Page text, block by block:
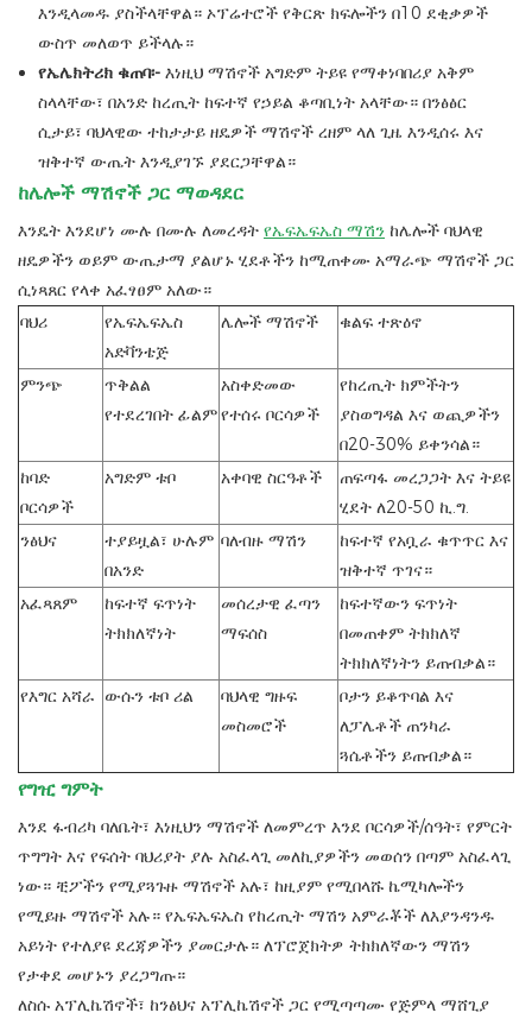
እንዲላመዱ ያስችላቸዋል። ኦፕሬተሮች የቅርጽ ክፍሎችን በ10 ደቂቃዎች
ውስጥ መለወጥ ይችላሉ።
የኤሌክትሪክ ቁጠባ፡- እነዚህ ማሽኖች አግድም ትይዩ የማቀነባበሪያ አቅም
ስላላቸው፣ በአንድ ከረጢት ከፍተኛ የኃይል ቆጣቢነት አላቸው። በንፅፅር
ሲታይ፣ ባህላዊው ተከታታይ ዘዴዎች ማሽኖች ረዘም ላለ ጊዜ እንዲሰሩ እና
ዝቅተኛ ውጤት እንዲያገኙ ያደርጋቸዋል።
ከሌሎች ማሽኖች ጋር ማወዳደር
እንዴት እንደሆነ ሙሉ በሙሉ ለመረዳት የኤፍኤፍኤስ ማሽን ከሌሎች ባህላዊ
ዘዴዎችን ወይም ውጤታማ ያልሆኑ ሂደቶችን ከሚጠቀሙ አማራጭ ማሽኖች ጋር
ሲነጻጸር የላቀ አፈፃፀም አለው።
ባህሪ
የኤፍኤፍኤስ
አድቫንቴጅ
ሌሎች ማሽኖች ቁልፍ ተጽዕኖ
ምንጭ
ጥቅልል
የተደረገበት ፊልም
አስቀድመው
የተሰሩ ቦርሳዎች
የከረጢት ክምችትን
ያስወግዳል እና ወጪዎችን
በ20-30% ይቀንሳል።
ከባድ
ቦርሳዎች
አግድም ቱቦ አቀባዊ ስርዓቶች
ጠፍጣፋ መረጋጋት እና ትይዩ
ሂደት ለ20-50 ኪ.ግ.
ንፅህና
ተያይዟል፣ ሁሉም
በአንድ
ባለብዙ ማሽን
ከፍተኛ የአቧራ ቁጥጥር እና
ዝቅተኛ ጥገና።
አፈጻጸም
ከፍተኛ ፍጥነት
ትክክለኛነት
መሰረታዊ ፈጣን
ማፍሰስ
ከፍተኛውን ፍጥነት
በመጠቀም ትክክለኛ
ትክክለኛነትን ይጠብቃል።
የእግር አሻራ ውሱን ቱቦ ሪል
ባህላዊ ግዙፍ
መስመሮች
ቦታን ይቆጥባል እና
ለፓሌቶች ጠንካራ
ጓሴቶችን ይጠብቃል።
የግዢ ግምት
እንደ ፋብሪካ ባለቤት፣ እነዚህን ማሽኖች ለመምረጥ እንደ ቦርሳዎች/ሰዓት፣ የምርት
ጥግግት እና የፍሰት ባህሪያት ያሉ አስፈላጊ መለኪያዎችን መወሰን በጣም አስፈላጊ
ነው። ቺፖችን የሚያጓጉዙ ማሽኖች አሉ፣ ከዚያም የሚበላሹ ኬሚካሎችን
የሚይዙ ማሽኖች አሉ። የኤፍኤፍኤስ የከረጢት ማሽን አምራቾች ለእያንዳንዱ
አይነት የተለያዩ ደረጃዎችን ያመርታሉ። ለፕሮጀክትዎ ትክክለኛውን ማሽን
የታቀደ መሆኑን ያረጋግጡ።
ለስሱ አፕሊኬሽኖች፣ ከንፅህና አፕሊኬሽኖች ጋር የሚጣጣሙ የጅምላ ማሸጊያ